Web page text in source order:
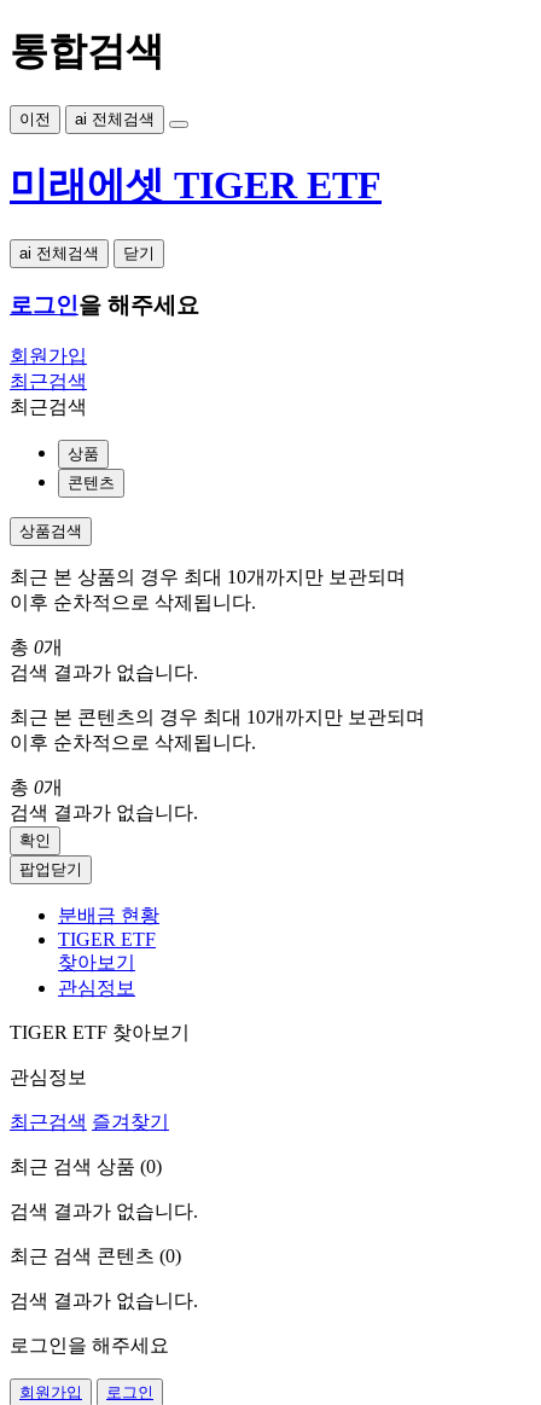
통합검색
이전 ai 전체검색
미래에셋 TIGER ETF
ai 전체검색 닫기
로그인을 해주세요
회원가입
최근검색
최근검색
상품
콘텐츠
상품검색
최근 본 상품의 경우 최대 10개까지만 보관되며
이후 순차적으로 삭제됩니다.
총 0개
검색 결과가 없습니다.
최근 본 콘텐츠의 경우 최대 10개까지만 보관되며
이후 순차적으로 삭제됩니다.
총 0개
검색 결과가 없습니다.
확인
팝업닫기
분배금 현황
TIGER ETF
찾아보기
관심정보
TIGER ETF 찾아보기
관심정보
최근검색 즐겨찾기
최근 검색 상품 (0)
검색 결과가 없습니다.
최근 검색 콘텐츠 (0)
검색 결과가 없습니다.
로그인을 해주세요
회원가입 로그인